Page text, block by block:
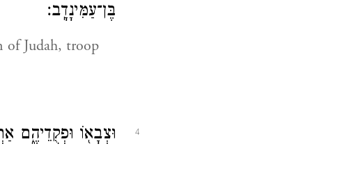
בֶּן־עַמִּינָדָֽב׃
of Judah, troop
4 וּצְבָא֖וֹ וּפְקֻדֵיהֶ֑ם